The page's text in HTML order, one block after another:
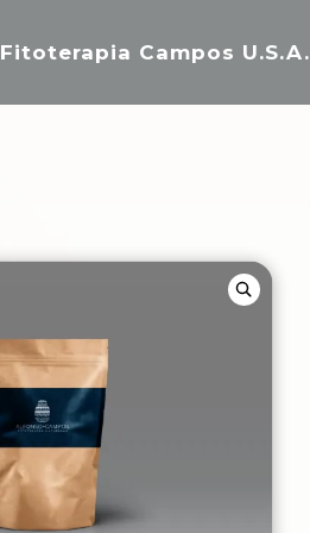
Fitoterapia Campos U.S.A.